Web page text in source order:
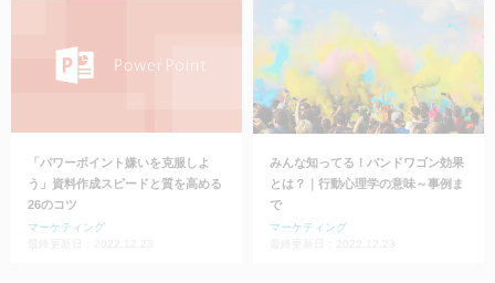
「パワーポイント嫌いを克服しよ
う」資料作成スピードと質を高める
26のコツ
マーケティング
みんな知ってる！バンドワゴン効果
とは？｜行動心理学の意味～事例ま
で
マーケティング